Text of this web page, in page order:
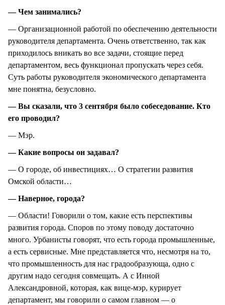
— Чем занимались?
— Организационной работой по обеспечению деятельности
руководителя департамента. Очень ответственно, так как
приходилось вникать во все задачи, стоящие перед
департаментом, весь функционал пропускать через себя.
Суть работы руководителя экономического департамента
мне понятна, безусловно.
— Вы сказали, что 3 сентября было собеседование. Кто
его проводил?
— Мэр.
— Какие вопросы он задавал?
— О городе, об инвестициях… О стратегии развития
Омской области…
— Наверное, города?
— Области! Говорили о том, какие есть перспективы
развития города. Споров по этому поводу достаточно
много. Урбанисты говорят, что есть города промышленные,
а есть сервисные. Мне представляется что, несмотря на то,
что промышленность для нас градообразующа, одно с
другим надо сегодня совмещать. А с Инной
Александровной, которая, как вице-мэр, курирует
департамент, мы говорили о самом главном — о